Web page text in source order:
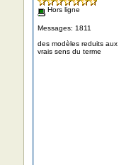
Hors ligne
Messages: 1811
des modèles reduits aux
vrais sens du terme